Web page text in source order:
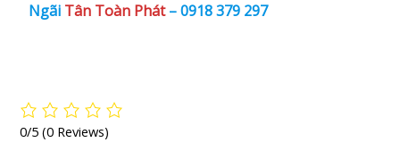
Ngãi Tân Toàn Phát –0918 379 297
0/5(0 Reviews)